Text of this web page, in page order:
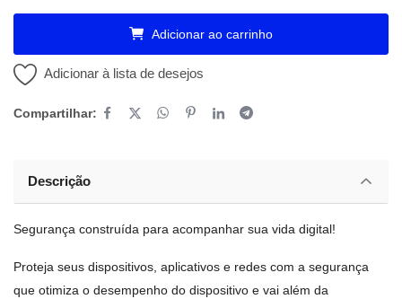
Adicionar ao carrinho
Adicionar à lista de desejos
Compartilhar:
Descrição
Segurança construída para acompanhar sua vida digital!
Proteja seus dispositivos, aplicativos e redes com a segurança
que otimiza o desempenho do dispositivo e vai além da